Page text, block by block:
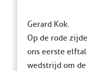
Gerard Kok.
Op de rode
ons eerste elftal
wedstrijd om de